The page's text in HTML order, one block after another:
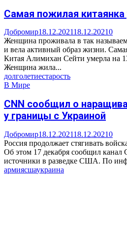
Самая пожилая китаянка
Добромир18.12.202118.12.20210
Женщина проживала в так
и вела активный образ жизни.
Китая Алимихан Сейти умерла на
Женщина жила...
долголетиестарость
В Мире
CNN сообщил о
у границы с Украиной
Добромир18.12.202118.12.20210
Россия продолжает стягивать
Об этом 17 декабря сообщил канал
источники в разведке США. По
армиясшаукраина